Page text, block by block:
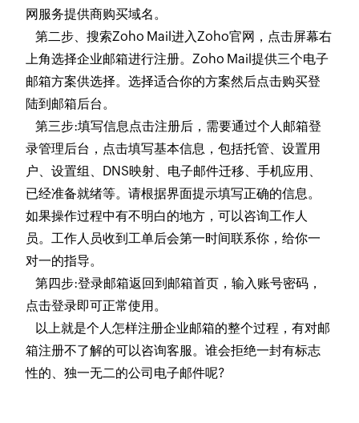
网服务提供商购买域名。
第二步、搜索Zoho Mail进入Zoho官网，点击屏幕右
上角选择企业邮箱进行注册。Zoho Mail提供三个电子
邮箱方案供选择。选择适合你的方案然后点击购买登
陆到邮箱后台。
第三步:填写信息点击注册后，需要通过个人邮箱登
录管理后台，点击填写基本信息，包括托管、设置用
户、设置组、DNS映射、电子邮件迁移、手机应用、
已经准备就绪等。请根据界面提示填写正确的信息。
如果操作过程中有不明白的地方，可以咨询工作人
员。工作人员收到工单后会第一时间联系你，给你一
对一的指导。
第四步:登录邮箱返回到邮箱首页，输入账号密码，
点击登录即可正常使用。
以上就是个人怎样注册企业邮箱的整个过程，有对邮
箱注册不了解的可以咨询客服。谁会拒绝一封有标志
性的、独一无二的公司电子邮件呢?